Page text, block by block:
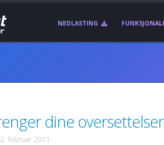
NEDLASTING
dine
2. februar 2011 .